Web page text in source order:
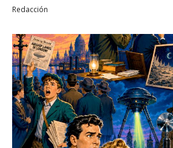
Redacción